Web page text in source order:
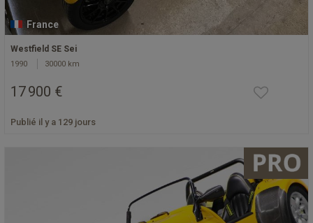
France
Westfield SE Sei
1990 30000 km
17 900 €
Publié il y a 129 jours